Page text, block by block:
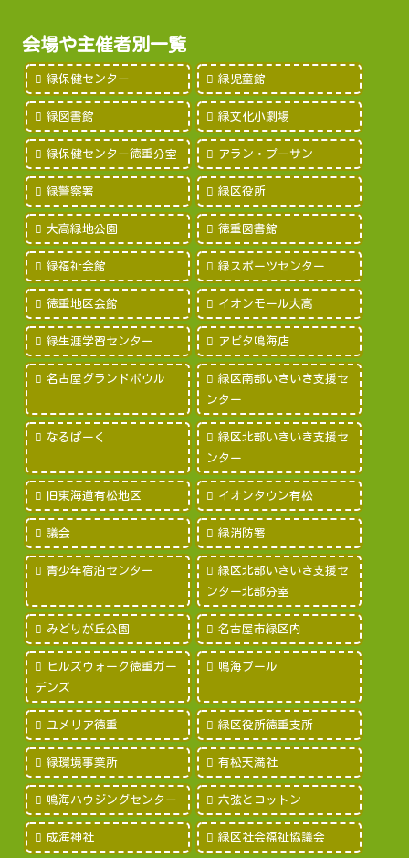
会場や主催者別一覧
緑保健センター 緑児童館
緑図書館 緑文化小劇場
緑保健センター徳重分室 アラン・プーサン
緑警察署 緑区役所
大高緑地公園 徳重図書館
緑福祉会館 緑スポーツセンター
徳重地区会館 イオンモール大高
緑生涯学習センター アピタ鳴海店
名古屋グランドボウル
緑区南部いきいき支援セ
ンター
なるぱーく
緑区北部いきいき支援セ
ンター
旧東海道有松地区 イオンタウン有松
議会 緑消防署
青少年宿泊センター
緑区北部いきいき支援セ
ンター北部分室
みどりが丘公園 名古屋市緑区内
ヒルズウォーク徳重ガー
デンズ
鳴海プール
ユメリア徳重 緑区役所徳重支所
緑環境事業所 有松天満社
鳴海ハウジングセンター 六弦とコットン
成海神社 緑区社会福祉協議会